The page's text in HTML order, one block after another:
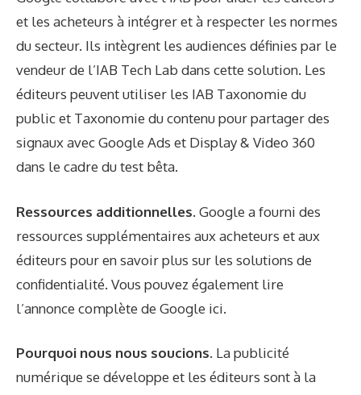
et les acheteurs à intégrer et à respecter les normes
du secteur. Ils intègrent les audiences définies par le
vendeur de l’IAB Tech Lab dans cette solution. Les
éditeurs peuvent utiliser les IAB Taxonomie du
publicet Taxonomie du contenupour partager des
signaux avec Google Ads et Display & Video 360
dans le cadre du test bêta.
Ressources additionnelles. Google a fourni des
ressources supplémentaires aux acheteurs et aux
éditeurs pour en savoir plus sur les solutions de
confidentialité. Vous pouvez également lire
l’annonce complète de Google ici.
Pourquoi nous nous soucions. La publicité
numérique se développe et les éditeurs sont à la